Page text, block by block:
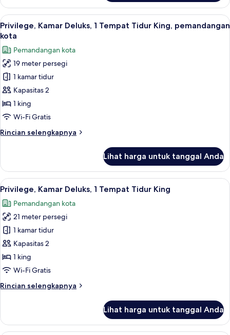
Privilege,
Kamar
Deluks,
1
Tidur
King
Lihat
semua
foto
untuk
Privilege,
Kamar
Deluks,
1
Tempat
King,
12
Privilege, Kamar Deluks, 1 Tempat Tidur King, pemandangan
kota
Pemandangan kota
19 meter persegi
1 kamar tidur
Kapasitas 2
1 king
Wi-Fi Gratis
Rincian selengkapnya
Rincian
Privilege,
Kamar
Deluks,
Tempat
Tidur
King,
pemandangan
kota
Lihat harga untuk tanggal Anda
Lihat
semua
foto
untuk
Privilege,
Kamar
Deluks,
1
Tidur
12
Privilege, Kamar Deluks, 1 Tempat Tidur King
Pemandangan kota
21 meter persegi
1 kamar tidur
Kapasitas 2
1 king
Wi-Fi Gratis
Rincian selengkapnya
Rincian
Privilege,
Kamar
Lihat harga untuk tanggal Anda